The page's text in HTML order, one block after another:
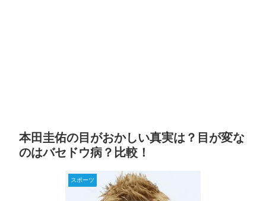
本田圭佑の目がおかしい真実は？目が変な
のはバセドウ病？比較！
スポーツ